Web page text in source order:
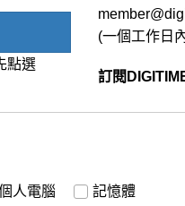
點選
(一個工作日
訂閱
人電腦 記憶體